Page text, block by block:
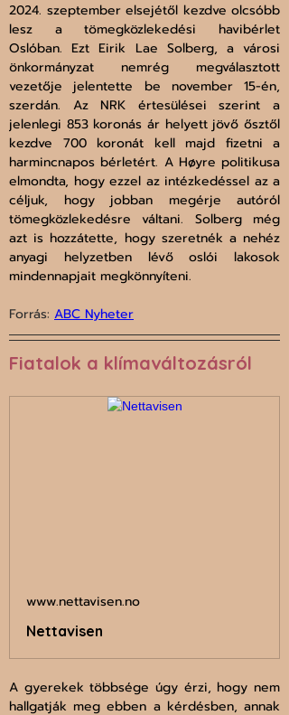
2024. szeptember elsejétől kezdve olcsóbb
lesz a tömegközlekedési havibérlet
Oslóban. Ezt Eirik Lae Solberg, a városi
önkormányzat nemrég megválasztott
vezetője jelentette be november 15-én,
szerdán. Az NRK értesülései szerint a
jelenlegi 853 koronás ár helyett jövő ősztől
kezdve 700 koronát kell majd fizetni a
harmincnapos bérletért. A Høyre politikusa
elmondta, hogy ezzel az intézkedéssel az a
céljuk, hogy jobban megérje autóról
tömegközlekedésre váltani. Solberg még
azt is hozzátette, hogy szeretnék a nehéz
anyagi helyzetben lévő oslói lakosok
mindennapjait megkönnyíteni.
Forrás: ABC Nyheter
Fiatalok a klímaváltozásról
www.nettavisen.no
Nettavisen
A gyerekek többsége úgy érzi, hogy nem
hallgatják meg ebben a kérdésben, annak